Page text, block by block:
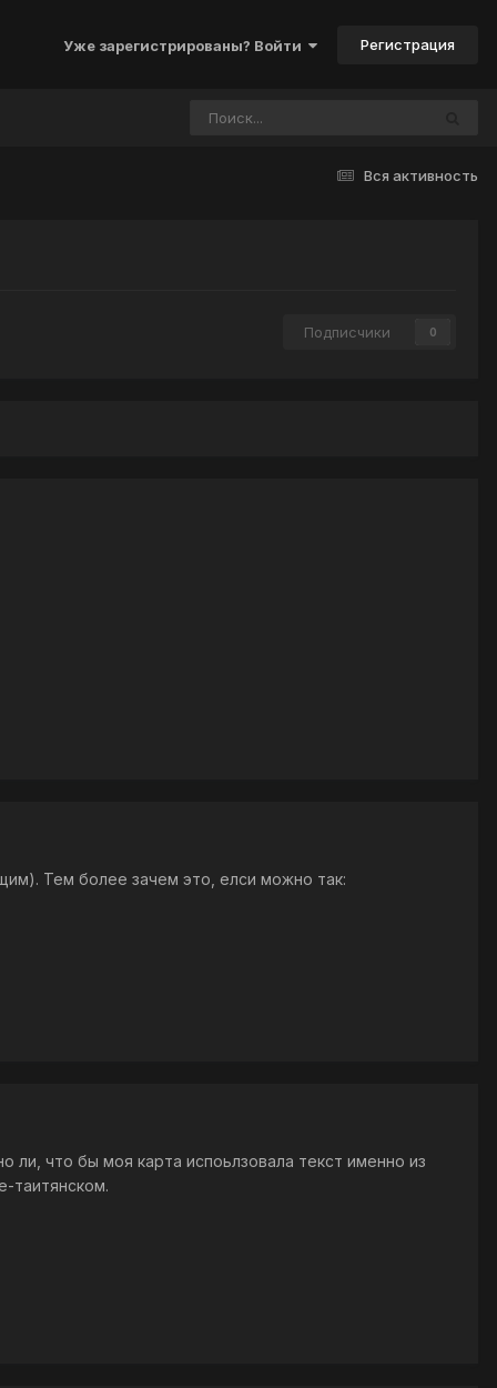
Уже зарегистрированы? Войти Регистрация
Вся активность
Подписчики 0
Тем более зачем это, елси можно так:
ли, что бы моя карта испоьлзовала текст именно из
таитянском.